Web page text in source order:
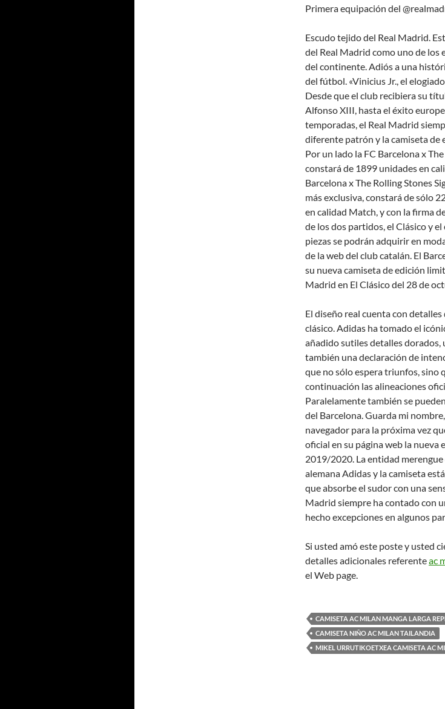
Primera equipación del
Escudo tejido del Real Madrid.
del Real Madrid como uno de
del continente. Adiós a una
del fútbol. «Vinicius Jr., el
Desde que el club recibiera su
Alfonso XIII, hasta el éxito
temporadas, el Real Madrid
diferente patrón y la camiseta de
Por un lado la FC Barcelona x
constará de 1899 unidades en
Barcelona x The Rolling Stones
más exclusiva, constará de sólo
en calidad Match, y con la firma
de los dos partidos, el Clásico y
piezas se podrán adquirir en
de la web del club catalán. El
su nueva camiseta de edición
Madrid en El Clásico del 28 de
El diseño real cuenta con
clásico. Adidas ha tomado el
añadido sutiles detalles
también una declaración de
que no sólo espera triunfos, sino
continuación las alineaciones
Paralelamente también se
del Barcelona. Guarda mi
navegador para la próxima vez
oficial en su página web la
2019/2020. La entidad
alemana Adidas y la camiseta
que absorbe el sudor con una
Madrid siempre ha contado con
hecho excepciones en algunos
Si usted amó este poste y usted
detalles adicionales referenteac
el Web page.
CAMISETA AC MILAN MANGA LARGA
CAMISETA NIÑO AC MILAN TAILANDIA
MIKEL URRUTIKOETXEA CAMISETA AC